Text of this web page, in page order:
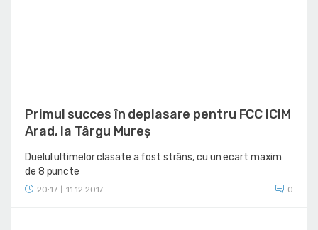
Primul succes în deplasare pentru FCC ICIM
Arad, la Târgu Mureș
Duelul ultimelor clasate a fost strâns, cu un ecart maxim
de 8 puncte
20:17 11.12.2017 0